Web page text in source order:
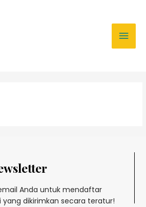
Anda untuk mendaftar
dikirimkan secara teratur!